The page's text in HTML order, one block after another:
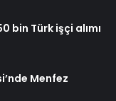
bin Türk işçi alımı
Menfez